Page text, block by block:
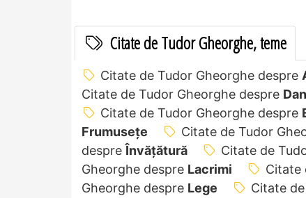
Citate de Tudor Gheorghe, teme
Citate de Tudor Gheorghe despre
Citate de Tudor Gheorghe despre
Citate de Tudor Gheorghe despre
Frumusețe
Citate de Tudor
despre Învățătură Citate de
Gheorghe despre Lacrimi Citate
Gheorghe despre Lege Citate